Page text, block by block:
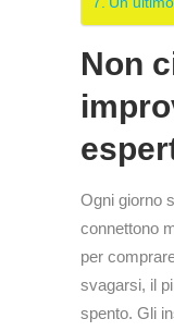
Non
Ogni giorno
connettono
per
svagarsi, il
spento. Gli